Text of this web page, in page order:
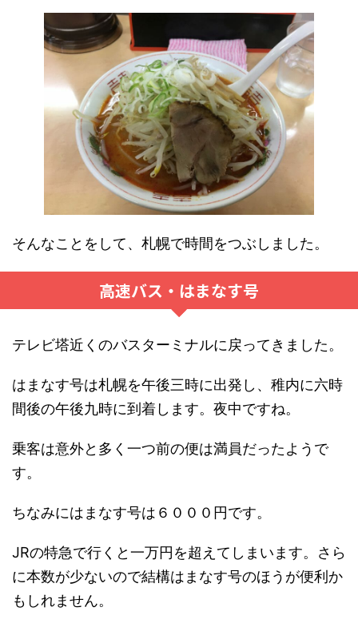
そんなことをして、札幌で時間をつぶしました。
高速バス・はまなす号
テレビ塔近くのバスターミナルに戻ってきました。
はまなす号は札幌を午後三時に出発し、稚内に六時
間後の午後九時に到着します。夜中ですね。
乗客は意外と多く一つ前の便は満員だったようで
す。
ちなみにはまなす号は６０００円です。
JRの特急で行くと一万円を超えてしまいます。さら
に本数が少ないので結構はまなす号のほうが便利か
もしれません。